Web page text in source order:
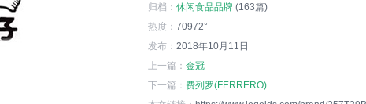
归档： 休闲食品品牌 (163篇)
热度： 70972°
发布： 2018年10月11日
上一篇： 金冠
下一篇： 费列罗(FERRERO)